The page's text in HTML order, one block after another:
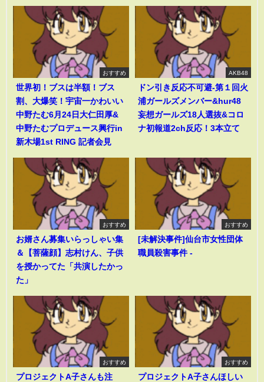
おすすめ
世界初！ブスは半額！ブス
割、大爆笑！宇宙一かわいい
中野たむ6月24日大仁田厚&
中野たむプロデュース興行in
新木場1st RING 記者会見
AKB48
ドン引き反応不可避-第１回火
浦ガールズメンバー&hur48
妄想ガールズ18人選抜&コロ
ナ初報道2ch反応！3本立て
おすすめ
お婿さん募集いらっしゃい集
＆【菩薩顔】志村けん、子供
を授かってた「共演したかっ
た」
おすすめ
[未解決事件]仙台市女性団体
職員殺害事件 -
おすすめ
プロジェクトA子さんも注
おすすめ
プロジェクトA子さんほしい